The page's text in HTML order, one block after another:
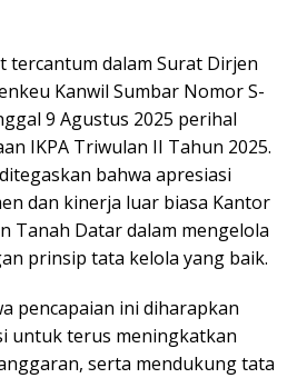
tercantum dalam Surat Dirjen
Kanwil Sumbar Nomor S-
9 Agustus 2025 perihal
IKPA Triwulan II Tahun 2025.
bahwa apresiasi
dan kinerja luar biasa Kantor
Tanah Datar dalam mengelola
prinsip tata kelola yang baik.
pencapaian ini diharapkan
untuk terus meningkatkan
serta mendukung tata